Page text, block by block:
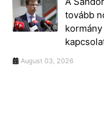
tovább
August 03, 2026